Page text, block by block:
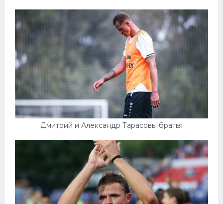
Дмитрий и Александр Тарасовы братья